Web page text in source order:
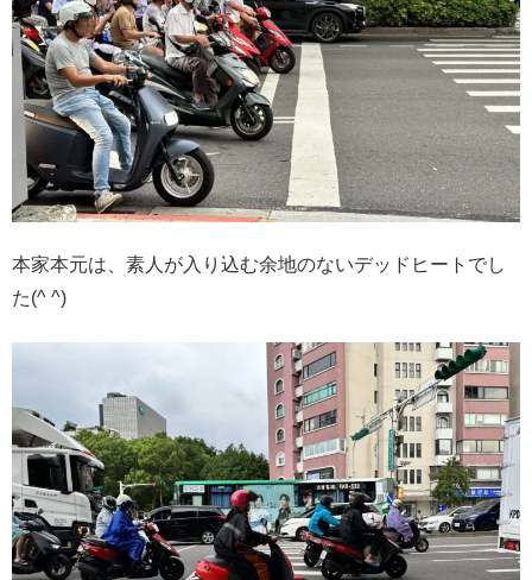
本家本元は、素人が入り込む余地のないデッドヒートでし
た(^ ^)